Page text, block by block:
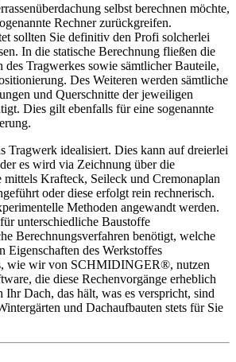
selbst berechnen möchte,
Rechner zurückgreifen.
sollten Sie definitiv den Profi solcherlei
In die statische Berechnung fließen die
Tragwerkes sowie sämtlicher Bauteile,
Des Weiteren werden sämtliche
und Querschnitte der jeweiligen
Dies gilt ebenfalls für eine sogenannte
Tragwerk idealisiert. Dies kann auf dreierlei
es wird via Zeichnung über die
mittels Krafteck, Seileck und Cremonaplan
oder diese erfolgt rein rechnerisch.
Methoden angewandt werden.
unterschiedliche Baustoffe
Berechnungsverfahren benötigt, welche
Eigenschaften des Werkstoffes
wie wir von SCHMIDINGER®, nutzen
die diese Rechenvorgänge erheblich
Ihr Dach, das hält, was es verspricht, sind
und Dachaufbauten stets für Sie